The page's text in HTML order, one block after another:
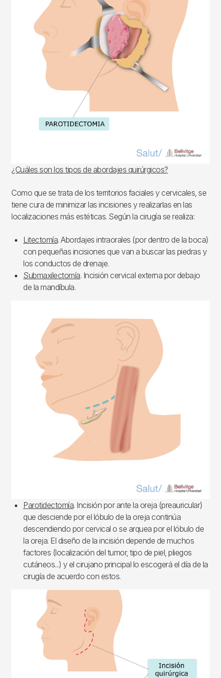
¿Cuáles son los tipos de abordajes quirúrgicos?
Como que se trata de los territorios faciales y cervicales, se
tiene cura de minimizar las incisiones y realizarlas en las
localizaciones más estéticas. Según la cirugía se realiza:
Litectomía. Abordajes intraorales (por dentro de la boca)
con pequeñas incisiones que van a buscar las piedras y
los conductos de drenaje.
Submaxilectomía. Incisión cervical externa por debajo
de la mandíbula.
Parotidectomía. Incisión por ante la oreja (preauricular)
que desciende por el lóbulo de la oreja continúa
descendiendo por cervical o se arquea por el lóbulo de
la oreja. El diseño de la incisión depende de muchos
factores (localización del tumor, tipo de piel, pliegos
cutáneos...) y el cirujano principal lo escogerá el día de la
cirugía de acuerdo con estos.